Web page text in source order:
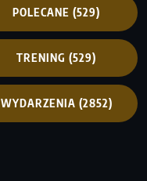
POLECANE (529)
TRENING (529)
WYDARZENIA (2852)